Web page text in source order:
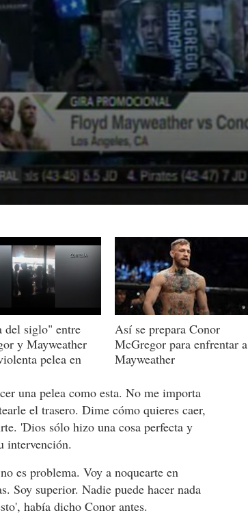
del siglo" entre
y Mayweather
pelea en
Así se prepara Conor
McGregor para enfrentar a
Mayweather
una pelea como esta. No me importa
el trasero. Dime cómo quieres caer,
'Dios sólo hizo una cosa perfecta y
intervención.
es problema. Voy a noquearte en
Soy superior. Nadie puede hacer nada
había dicho Conor antes.